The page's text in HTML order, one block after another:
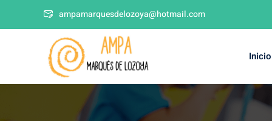
ampamarquesdelozoya@hotmail.com
Inicio